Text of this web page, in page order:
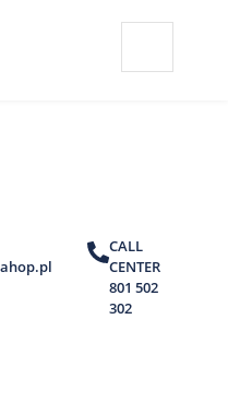
CALL
CENTER
801 502
302